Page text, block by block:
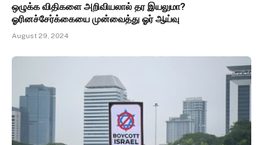
ஒழுக்க விதிகளை அறிவியலால் தர இயலுமா?
ஓரினச்சேர்க்கையை முன்வைத்து ஓர் ஆய்வு
August 29, 2024